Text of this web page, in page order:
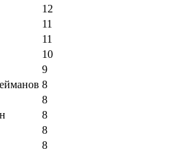
12
11
11
10
9
8
8
8
8
8